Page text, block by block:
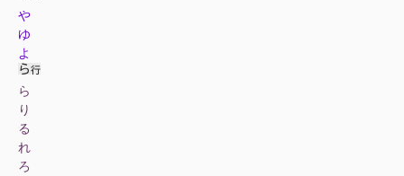
や
ゆ
よ
ら
り
る
れ
ろ